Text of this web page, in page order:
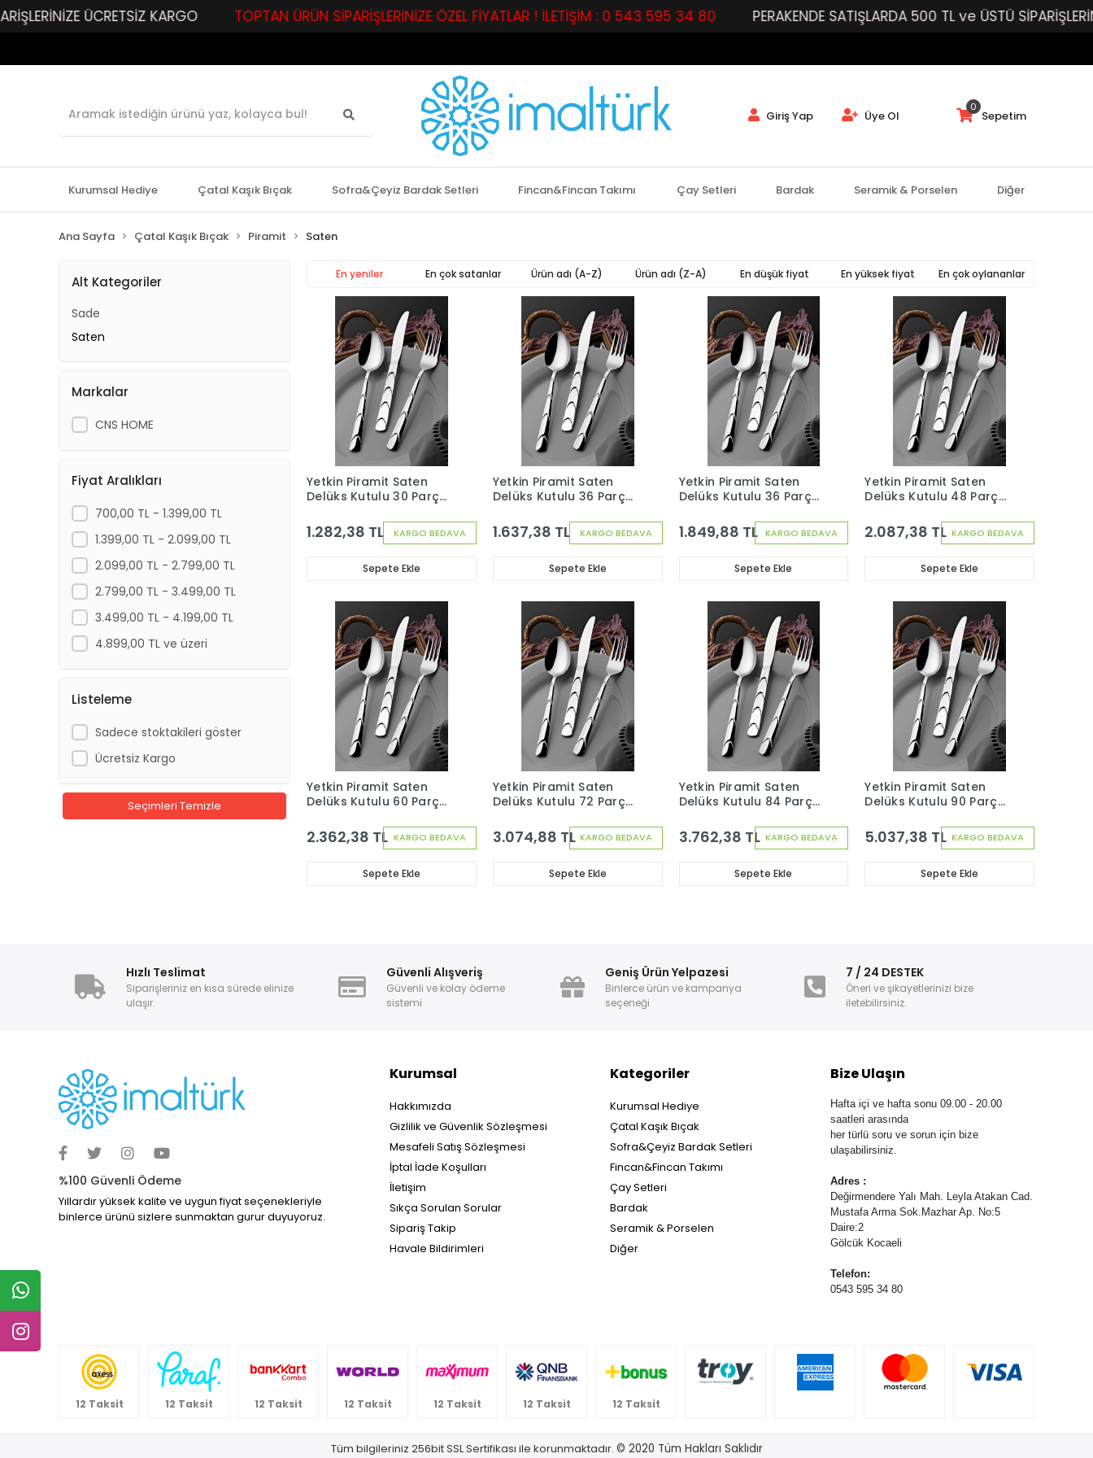
ÜCRETSİZ KARGO TOPTAN ÜRÜN SİPARİŞLERİNİZE ÖZEL FİYATLAR ! İLETİŞİM : 0 543 595 34 80 PERAKENDE SATIŞLARDA 500 TL ve ÜSTÜ
Giriş Yap Üye Ol
0
Sepetim
Kurumsal Hediye Çatal Kaşık Bıçak Sofra&Çeyiz Bardak Setleri Fincan&Fincan Takımı Çay Setleri Bardak Seramik & Porselen Diğer
Ana Sayfa Çatal Kaşık Bıçak Piramit Saten
Alt Kategoriler
Sade
Saten
Markalar
CNS HOME
Fiyat Aralıkları
700,00 TL - 1.399,00 TL
1.399,00 TL - 2.099,00 TL
2.099,00 TL - 2.799,00 TL
2.799,00 TL - 3.499,00 TL
3.499,00 TL - 4.199,00 TL
4.899,00 TL ve üzeri
Listeleme
Sadece stoktakileri göster
Ücretsiz Kargo
Seçimleri Temizle
En yeniler En çok satanlar Ürün adı (A-Z) Ürün adı (Z-A) En düşük fiyat En yüksek fiyat En çok oylananlar
KARGO BEDAVA
Yetkin Piramit Saten
Delüks Kutulu 30 Parça
1.282,38 TL
Sepete Ekle
KARGO BEDAVA
Yetkin Piramit Saten
Delüks Kutulu 36 Parça
Bıçak Seti
1.637,38 TL
Sepete Ekle
KARGO BEDAVA
Yetkin Piramit Saten
Delüks Kutulu 36 Parça
Bıçak Seti
1.849,88 TL
Sepete Ekle
KARGO BEDAVA
Yetkin Piramit Saten
Delüks Kutulu 48 Parça
Seti
2.087,38 TL
Sepete Ekle
KARGO BEDAVA
Yetkin Piramit Saten
Delüks Kutulu 60 Parça
Seti
2.362,38 TL
Sepete Ekle
KARGO BEDAVA
Yetkin Piramit Saten
Delüks Kutulu 72 Parça
Bıçak Seti
3.074,88 TL
Sepete Ekle
KARGO BEDAVA
Yetkin Piramit Saten
Delüks Kutulu 84 Parça
Bıçak Seti
3.762,38 TL
Sepete Ekle
KARGO BEDAVA
Yetkin Piramit Saten
Delüks Kutulu 90 Parça
Bıçak Seti
5.037,38 TL
Sepete Ekle
Hızlı Teslimat
Siparişleriniz en kısa sürede elinize
ulaşır.
Güvenli Alışveriş
Güvenli ve kolay ödeme
sistemi
Geniş Ürün Yelpazesi
Binlerce ürün ve kampanya
seçeneği
7 / 24 DESTEK
Öneri ve şikayetlerinizi bize
iletebilirsiniz.
%100 Güvenli Ödeme
Yıllardır yüksek kalite ve uygun fiyat seçenekleriyle
binlerce ürünü sizlere sunmaktan gurur duyuyoruz.
Kurumsal
Hakkımızda
Gizlilik ve Güvenlik Sözleşmesi
Mesafeli Satış Sözleşmesi
İptal İade Koşulları
İletişim
Sıkça Sorulan Sorular
Sipariş Takip
Havale Bildirimleri
Kategoriler
Kurumsal Hediye
Çatal Kaşık Bıçak
Sofra&Çeyiz Bardak Setleri
Fincan&Fincan Takımı
Çay Setleri
Bardak
Seramik & Porselen
Diğer
Bize Ulaşın
Hafta içi ve hafta sonu 09.00 - 20.00
saatleri arasında
her türlü soru ve sorun için bize
ulaşabilirsiniz.
Adres :
Değirmendere Yalı Mah. Leyla Atakan Cad.
Mustafa Arma Sok.Mazhar Ap. No:5
Daire:2
Gölcük Kocaeli
Telefon:
0543 595 34 80
12 Taksit 12 Taksit 12 Taksit 12 Taksit 12 Taksit 12 Taksit 12 Taksit
Tüm bilgileriniz 256bit SSL Sertifikası ile korunmaktadır. © 2020 Tüm Hakları Saklıdır